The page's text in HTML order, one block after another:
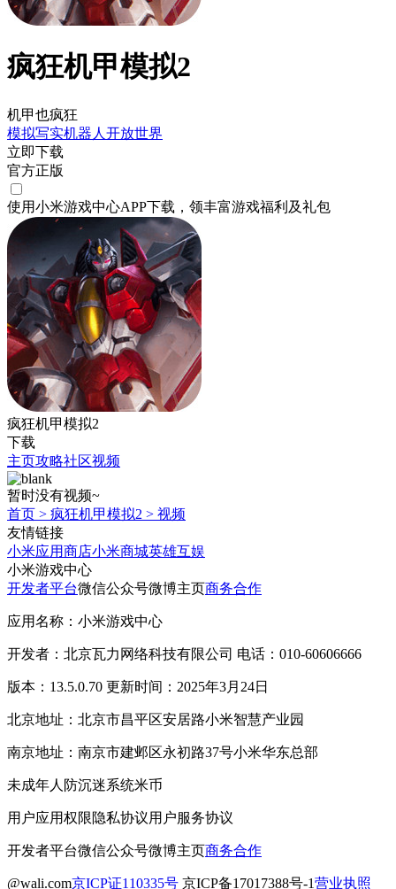
疯狂机甲模拟2
机甲也疯狂
模拟写实机器人 开放世界
立即下载
官方正版
使用小米游戏中心APP下载 ，领丰富游戏福利 及礼包
疯狂机甲模拟2
下载
主页攻略社区视频
暂时没有视频~
首页 > 疯狂机甲模拟2 > 视频
友情链接
小米应用商店小米商城英雄互娱
小米游戏中心
开发者平台微信公众号微博主页商务合作
应用名称：小米游戏中心
开发者：北京瓦力网络科技有限公司 电话：010-60606666
版本：13.5.0.70 更新时间：2025年3月24日
北京地址：北京市昌平区安居路小米智慧产业园
南京地址：南京市建邺区永初路37号小米华东总部
未成年人防沉迷系统米币
用户应用权限隐私协议用户服务协议
开发者平台微信公众号微博主页商务合作
@wali.com京ICP证110335号 京ICP备17017388号-1营业执照